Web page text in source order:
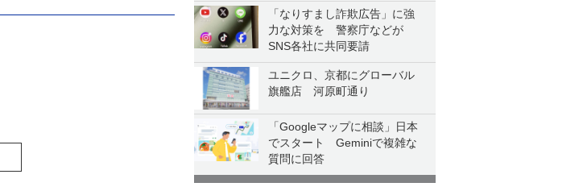
「なりすまし詐欺広告」に強
力な対策を 警察庁などが
SNS各社に共同要請
ユニクロ、京都にグローバル
旗艦店 河原町通り
「Googleマップに相談」日本
でスタート Geminiで複雑な
質問に回答